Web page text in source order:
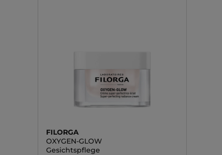
FILORGA
OXYGEN-GLOW
Gesichtspflege